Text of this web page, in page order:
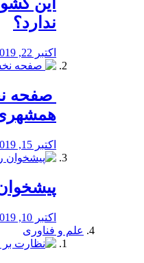
ندارد؟
اکتبر 22, 2019
صفحه
همشهری
اکتبر 15, 2019
اکتبر 10, 2019
علم و فناوری